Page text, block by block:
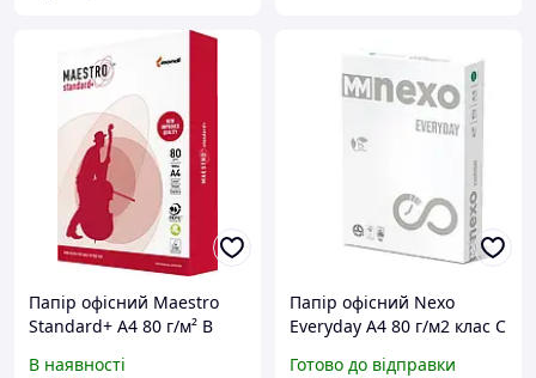
Папір офісний Maestro
Standard+ A4 80 г/м² B
В наявності
Папір офісний Nexo
Everyday A4 80 г/м2 клас C
Готово до відправки